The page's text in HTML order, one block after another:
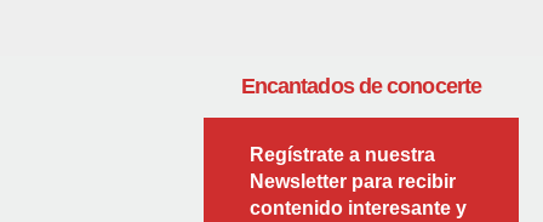
Encantados de conocerte
Regístrate a nuestra
Newsletter para recibir
contenido interesante y